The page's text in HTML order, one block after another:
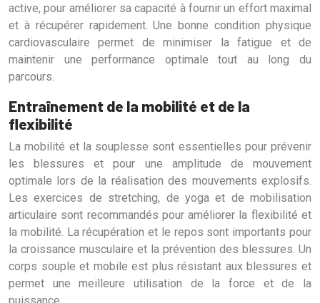
active, pour améliorer sa capacité à fournir un effort maximal
et à récupérer rapidement. Une bonne condition physique
cardiovasculaire permet de minimiser la fatigue et de
maintenir une performance optimale tout au long du
parcours.
Entraînement de la mobilité et de la
flexibilité
La mobilité et la souplesse sont essentielles pour prévenir
les blessures et pour une amplitude de mouvement
optimale lors de la réalisation des mouvements explosifs.
Les exercices de stretching, de yoga et de mobilisation
articulaire sont recommandés pour améliorer la flexibilité et
la mobilité. La récupération et le repos sont importants pour
la croissance musculaire et la prévention des blessures. Un
corps souple et mobile est plus résistant aux blessures et
permet une meilleure utilisation de la force et de la